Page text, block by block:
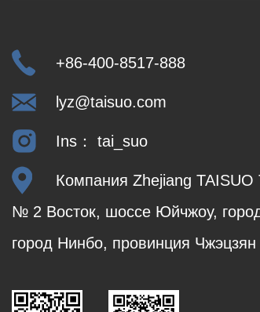
+86-400-8517-888
lyz@taisuo.com
Ins： tai_suo
Компания Zhejiang TAISUO
№ 2 Восток, шоссе Юйчжоу,
город Нинбо, провинция Чжэцзян